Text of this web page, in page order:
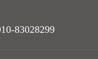
83028299